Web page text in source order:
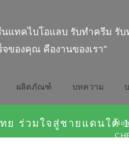
นแทคไบโอแลบ รับทำครีม
ของคุณ คืองานของเรา"
ผลิตภัณฑ์ บทความ
ย ร่วมใจสู่ชายแดนใต้